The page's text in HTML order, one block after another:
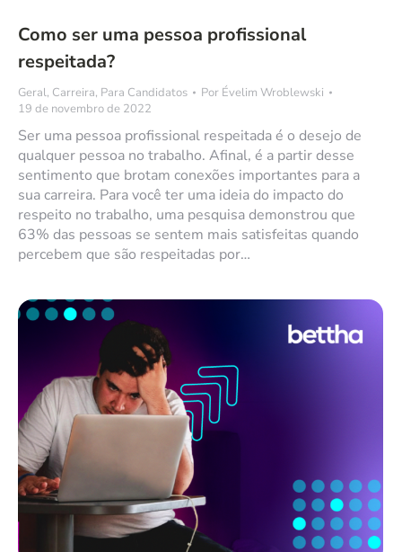
Como ser uma pessoa profissional
respeitada?
Geral, Carreira, Para Candidatos Por Évelim Wroblewski
19 de novembro de 2022
Ser uma pessoa profissional respeitada é o desejo de
qualquer pessoa no trabalho. Afinal, é a partir desse
sentimento que brotam conexões importantes para a
sua carreira. Para você ter uma ideia do impacto do
respeito no trabalho, uma pesquisa demonstrou que
63% das pessoas se sentem mais satisfeitas quando
percebem que são respeitadas por…